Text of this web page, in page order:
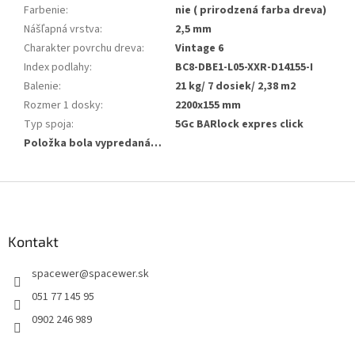
Farbenie:
nie ( prirodzená farba dreva)
Nášľapná vrstva:
2,5 mm
Charakter povrchu dreva:
Vintage 6
Index podlahy:
BC8-DBE1-L05-XXR-D14155-I
Balenie:
21 kg/ 7 dosiek/ 2,38 m2
Rozmer 1 dosky:
2200x155 mm
Typ spoja:
5Gc BARlock expres click
Položka bola vypredaná…
Kontakt
spacewer@spacewer.sk
051 77 145 95
0902 246 989